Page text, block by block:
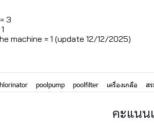
3
machine = 1 (update 12/12/2025)
poolpump poolfilter เครื่องเกลือ ส
คะแนน